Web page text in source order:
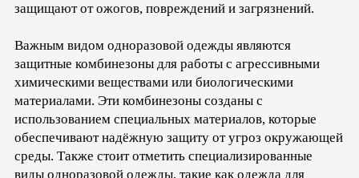
защищают от ожогов, повреждений и загрязнений.
Важным видом одноразовой одежды являются
защитные комбинезоны для работы с агрессивными
химическими веществами или биологическими
материалами. Эти комбинезоны созданы с
использованием специальных материалов, которые
обеспечивают надёжную защиту от угроз окружающей
среды. Также стоит отметить специализированные
виды одноразовой одежды, такие как одежда для